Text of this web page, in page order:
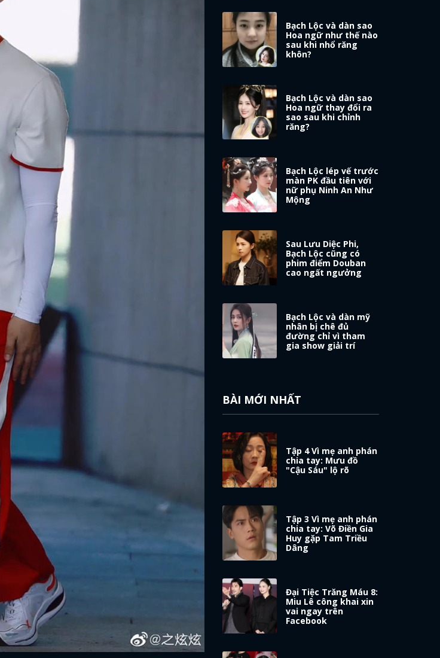
Bạch Lộc và dàn sao
Hoa ngữ như thế nào
sau khi nhổ răng
khôn?
Bạch Lộc và dàn sao
Hoa ngữ thay đổi ra
sao sau khi chỉnh
răng?
Bạch Lộc lép vế trước
màn PK đầu tiên với
nữ phụ Ninh An Như
Mộng
Sau Lưu Diệc Phi,
Bạch Lộc cũng có
phim điểm Douban
cao ngất ngưởng
Bạch Lộc và dàn mỹ
nhân bị chê đủ
đường chỉ vì tham
gia show giải trí
BÀI MỚI NHẤT
Tập 4 Vì mẹ anh phán
chia tay: Mưu đồ
"Cậu Sáu" lộ rõ
Tập 3 Vì mẹ anh phán
chia tay: Võ Điền Gia
Huy gặp Tam Triều
Dâng
Đại Tiệc Trăng Máu 8:
Miu Lê công khai xin
vai ngay trên
Facebook